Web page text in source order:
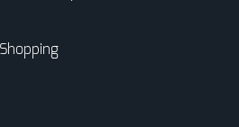
Shopping